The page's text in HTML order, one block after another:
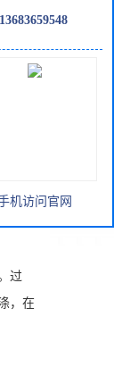
中
过
，在
13683659548
机访问官网